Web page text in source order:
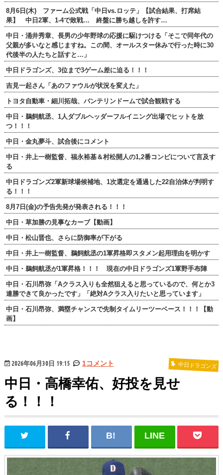
8月6日(木) ファーム公式戦「中日vs.ロッテ」【試合結果、打席結
果】 中日2軍、1-4で敗戦… 終盤に勝ち越しを許す…
中日・涌井秀章、長男の少年野球の応援に駆けつける「そこで同年代の
父親が多いなと感じますね。この間、オールスター休みで行った時に30
代後半の人たちと話すと…」
中日ドラゴンズ、3位まで3ゲーム差に迫る！！！
吉見一起さん「あのファウルが状況を変えた」
トヨタ自動車・細川拓哉、バンテリンドームで試合観戦する
中日・鵜飼航丞、1人ダブルヘッダーフルイニング出場でヒットを放
つ！！！
中日・金丸夢斗、試合後にコメント
中日・井上一樹監督、福永裕基＆村松開人の1,2番コンビについて言及す
る
中日ドラゴンズ2軍新球場候補地、1次選定を通過した22自治体が判明す
る！！！
8月7日(金)の予告先発が発表される！！！
中日・草加勝の見事なカーブ【動画】
中日・松山晋也、さらに防御率が下がる
中日・井上一樹監督、鵜飼航丞の1軍昇格即スタメン起用理由を明かす
中日・鵜飼航丞が1軍昇格！！！ 現在の中日ドラゴンズ1軍野手布陣
中日・石川昂弥「Aクラス入りも全然狙えると思っているので、何とか3
連勝できて良かったです」「絶対Aクラス入りたいと思っています」
中日・石川昂弥、満塁チャンスで先制タイムリーツーベース！！！【動
画】
2026年06月30日 19:15 1コメント 中日ドラゴンズ
中日・高橋幸佑、好投を見せ
る！！！